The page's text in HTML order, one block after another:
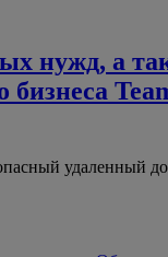
нужд, а
бизнеса
удаленный